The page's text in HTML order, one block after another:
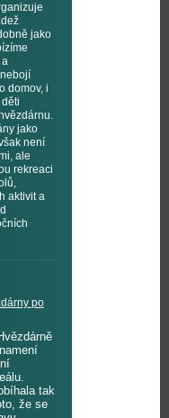
jako
a
domov, i
jako
není
ale
rekreaci
aktivit a
po
tak
že se